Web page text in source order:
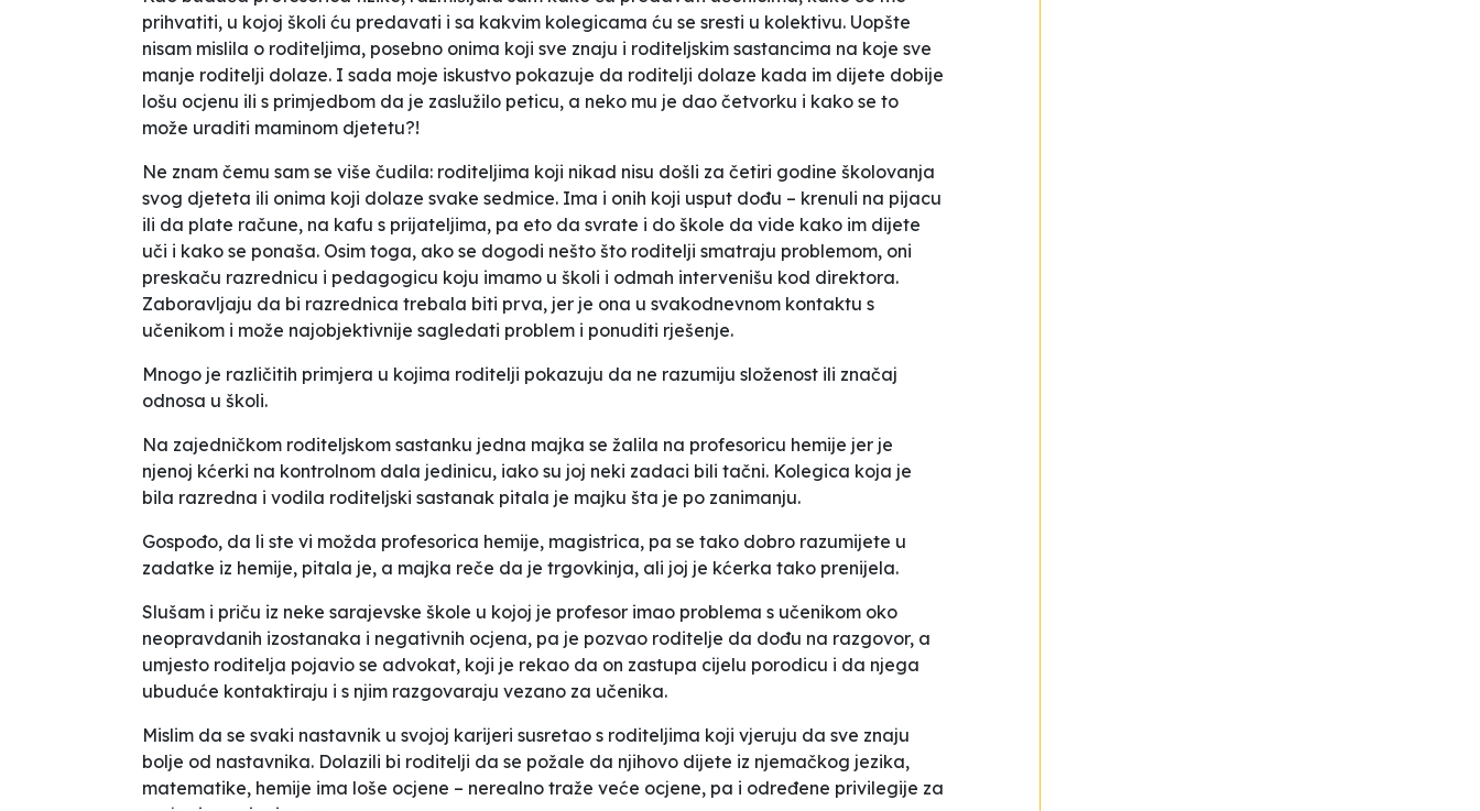
prihvatiti, u kojoj školi ću predavati i sa kakvim kolegicama ću se sresti u kolektivu. Uopšte
nisam mislila o roditeljima, posebno onima koji sve znaju i roditeljskim sastancima na koje sve
manje roditelji dolaze. I sada moje iskustvo pokazuje da roditelji dolaze kada im dijete dobije
lošu ocjenu ili s primjedbom da je zaslužilo peticu, a neko mu je dao četvorku i kako se to
može uraditi maminom djetetu?!
Ne znam čemu sam se više čudila: roditeljima koji nikad nisu došli za četiri godine školovanja
svog djeteta ili onima koji dolaze svake sedmice. Ima i onih koji usput dođu – krenuli na pijacu
ili da plate račune, na kafu s prijateljima, pa eto da svrate i do škole da vide kako im dijete
uči i kako se ponaša. Osim toga, ako se dogodi nešto što roditelji smatraju problemom, oni
preskaču razrednicu i pedagogicu koju imamo u školi i odmah intervenišu kod direktora.
Zaboravljaju da bi razrednica trebala biti prva, jer je ona u svakodnevnom kontaktu s
učenikom i može najobjektivnije sagledati problem i ponuditi rješenje.
Mnogo je različitih primjera u kojima roditelji pokazuju da ne razumiju složenost ili značaj
odnosa u školi.
Na zajedničkom roditeljskom sastanku jedna majka se žalila na profesoricu hemije jer je
njenoj kćerki na kontrolnom dala jedinicu, iako su joj neki zadaci bili tačni. Kolegica koja je
bila razredna i vodila roditeljski sastanak pitala je majku šta je po zanimanju.
Gospođo, da li ste vi možda profesorica hemije, magistrica, pa se tako dobro razumijete u
zadatke iz hemije, pitala je, a majka reče da je trgovkinja, ali joj je kćerka tako prenijela.
Slušam i priču iz neke sarajevske škole u kojoj je profesor imao problema s učenikom oko
neopravdanih izostanaka i negativnih ocjena, pa je pozvao roditelje da dođu na razgovor, a
umjesto roditelja pojavio se advokat, koji je rekao da on zastupa cijelu porodicu i da njega
ubuduće kontaktiraju i s njim razgovaraju vezano za učenika.
Mislim da se svaki nastavnik u svojoj karijeri susretao s roditeljima koji vjeruju da sve znaju
bolje od nastavnika. Dolazili bi roditelji da se požale da njihovo dijete iz njemačkog jezika,
matematike, hemije ima loše ocjene – nerealno traže veće ocjene, pa i određene privilegije za